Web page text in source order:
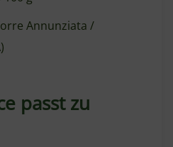
Annunziata /
passt zu